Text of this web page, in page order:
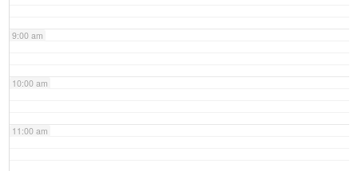
9:00 am
10:00 am
11:00 am